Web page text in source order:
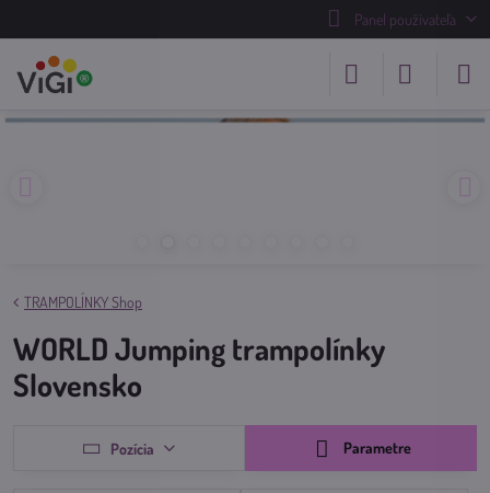
Panel používateľa
TRAMPOLÍNKY Shop
WORLD Jumping trampolínky
Slovensko
Pozícia Parametre